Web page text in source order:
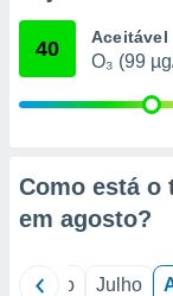
através
40 Aceitável
O₃ (99
Como está o
em agosto?
Junho Julho